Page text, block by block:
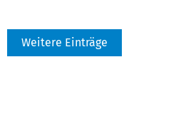
Weitere Einträge